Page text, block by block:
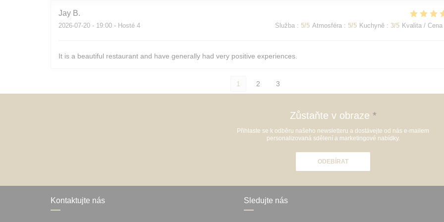
Jay B
2026-07-20 - 19:00 - Hosté 4 Služba : 5/5 Atmosféra : 5/5 Kuchyně : 3/5 Kvalita / Cena
It is a beautiful restaurant and have generally had very positive experiences.
1 2 3
Zůstaňte v obraze *
Přihlaste se k odběru našeho newsletteru a dostávejte od nás e-mailem
personalizovaná sdělení a marketingové nabídky.
ODEBÍRAT
Kontaktujte nás Sledujte nás